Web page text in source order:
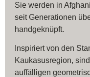
Sie werden in
seit Generationen
handgeknüpft.
Inspiriert von den
Kaukasusregion,
auffälligen